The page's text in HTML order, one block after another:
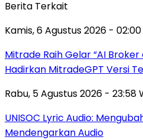
Berita Terkait
Kamis, 6 Agustus 2026 - 02:00
Mitrade Raih Gelar “AI Broker
Hadirkan MitradeGPT Versi
Rabu, 5 Agustus 2026 - 23:58
UNISOC Lyric Audio:
Mendengarkan Audio